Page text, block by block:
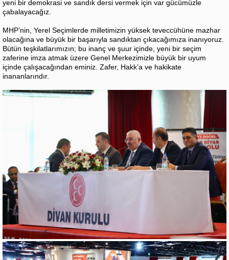
yeni bir demokrasi ve sandık dersi vermek için var gücümüzle
çabalayacağız.
MHP’nin, Yerel Seçimlerde milletimizin yüksek teveccühüne mazhar
olacağına ve büyük bir başarıyla sandıktan çıkacağımıza inanıyoruz.
Bütün teşkilatlarımızın; bu inanç ve şuur içinde, yeni bir seçim
zaferine imza atmak üzere Genel Merkezimizle büyük bir uyum
içinde çalışacağından eminiz. Zafer, Hakk’a ve hakikate
inananlarındır.